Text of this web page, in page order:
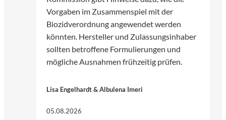
Vorgaben im Zusammenspiel mit der
Biozidverordnung angewendet werden
könnten. Hersteller und Zulassungsinhaber
sollten betroffene Formulierungen und
mögliche Ausnahmen frühzeitig prüfen.
Lisa Engelhardt & Albulena Imeri
05.08.2026